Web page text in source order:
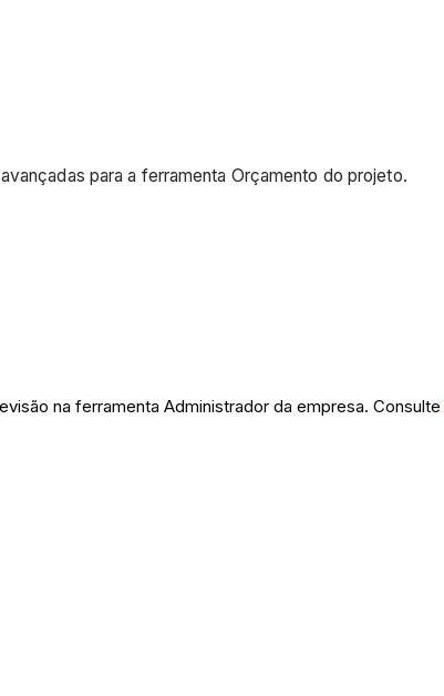
para a ferramenta Orçamento do projeto.
na ferramenta Administrador da empresa. Consulte